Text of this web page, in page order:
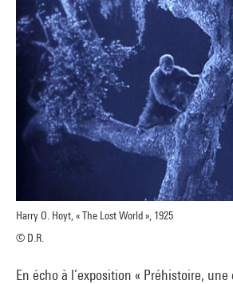
Harry O. Hoyt, « The Lost World », 1925
© D.R.
En écho à l’exposition « Préhistoire, une